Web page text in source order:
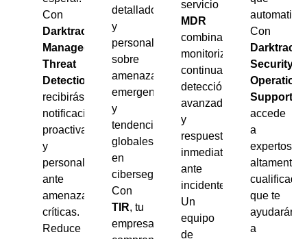
Con
Darktrace
Managed
Threat
Detection
recibirás
notificaciones
proactivas
y
personalizadas
ante
amenazas
críticas.
Reduce
detallados
y
personalizados
sobre
amenazas
emergentes
y
tendencias
globales
en
ciberseguridad.
Con
TIR, tu
empresa
servicio
MDR
combina
monitorización
continua,
detección
avanzada
y
respuesta
inmediata
ante
incidentes.
Un
equipo
de
Con
Darktrace
Security
Operations
Support
accede
a
expertos
altamente
que te
ayudarán
a